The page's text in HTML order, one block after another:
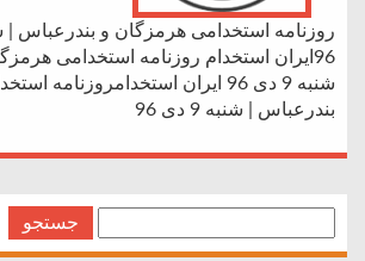
96ایران استخدام روزنامه استخدامی
شنبه 9 دی 96 ایران
بندرعباس | شنبه 9 دی 96